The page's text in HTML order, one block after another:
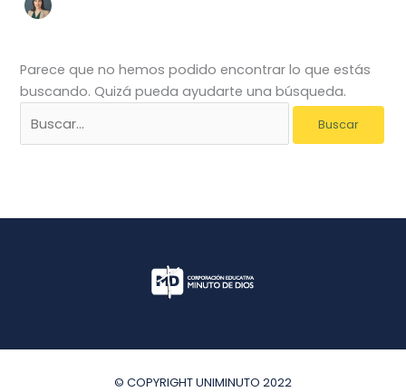
Parece que no hemos podido encontrar lo que estás
buscando. Quizá pueda ayudarte una búsqueda.
© COPYRIGHT UNIMINUTO 2022